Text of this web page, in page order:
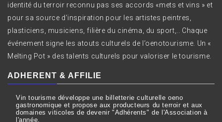
identité du terroir reconnu pas ses accords «mets et vins » et
pour sa source d’inspiration pour les artistes peintres,
plasticiens, musiciens, filière du cinéma, du sport,.. Chaque
événement signe les atouts culturels de l’oenotourisme. Un «
Melting Pot » des talents culturels pour valoriser le tourisme.
ADHERENT & AFFILIE
Vin tourisme développe une billetterie culturelle oeno
gastronomique et propose aux producteurs du terroir et aux
domaines viticoles de devenir "Adhérents" de l'Association à
l'année.